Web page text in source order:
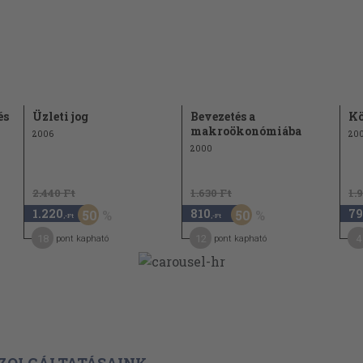
247
Üzleti jog
2006
2.440 Ft
1.220 ,-Ft 50
pont kapható
Bevezetés a
makroökonómiába
2000
1.630 Ft
810 ,-Ft 50
pont kapható